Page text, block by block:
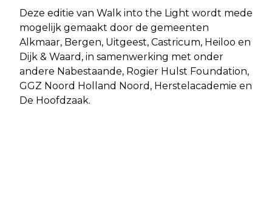
Deze editie van Walk into the Light wordt mede
mogelijk gemaakt door de gemeenten
Alkmaar, Bergen, Uitgeest, Castricum, Heiloo en
Dijk & Waard, in samenwerking met onder
andere Nabestaande, Rogier Hulst Foundation,
GGZ Noord Holland Noord, Herstelacademie en
De Hoofdzaak.